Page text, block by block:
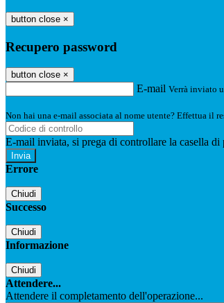
button close ×
Recupero password
button close ×
E-mail Verrà inviato
Non hai una e-mail associata al nome utente? Effettua il
E-mail inviata, si prega di controllare la casella di
Errore
Chiudi
Successo
Chiudi
Informazione
Chiudi
Attendere...
Attendere il completamento dell'operazione...